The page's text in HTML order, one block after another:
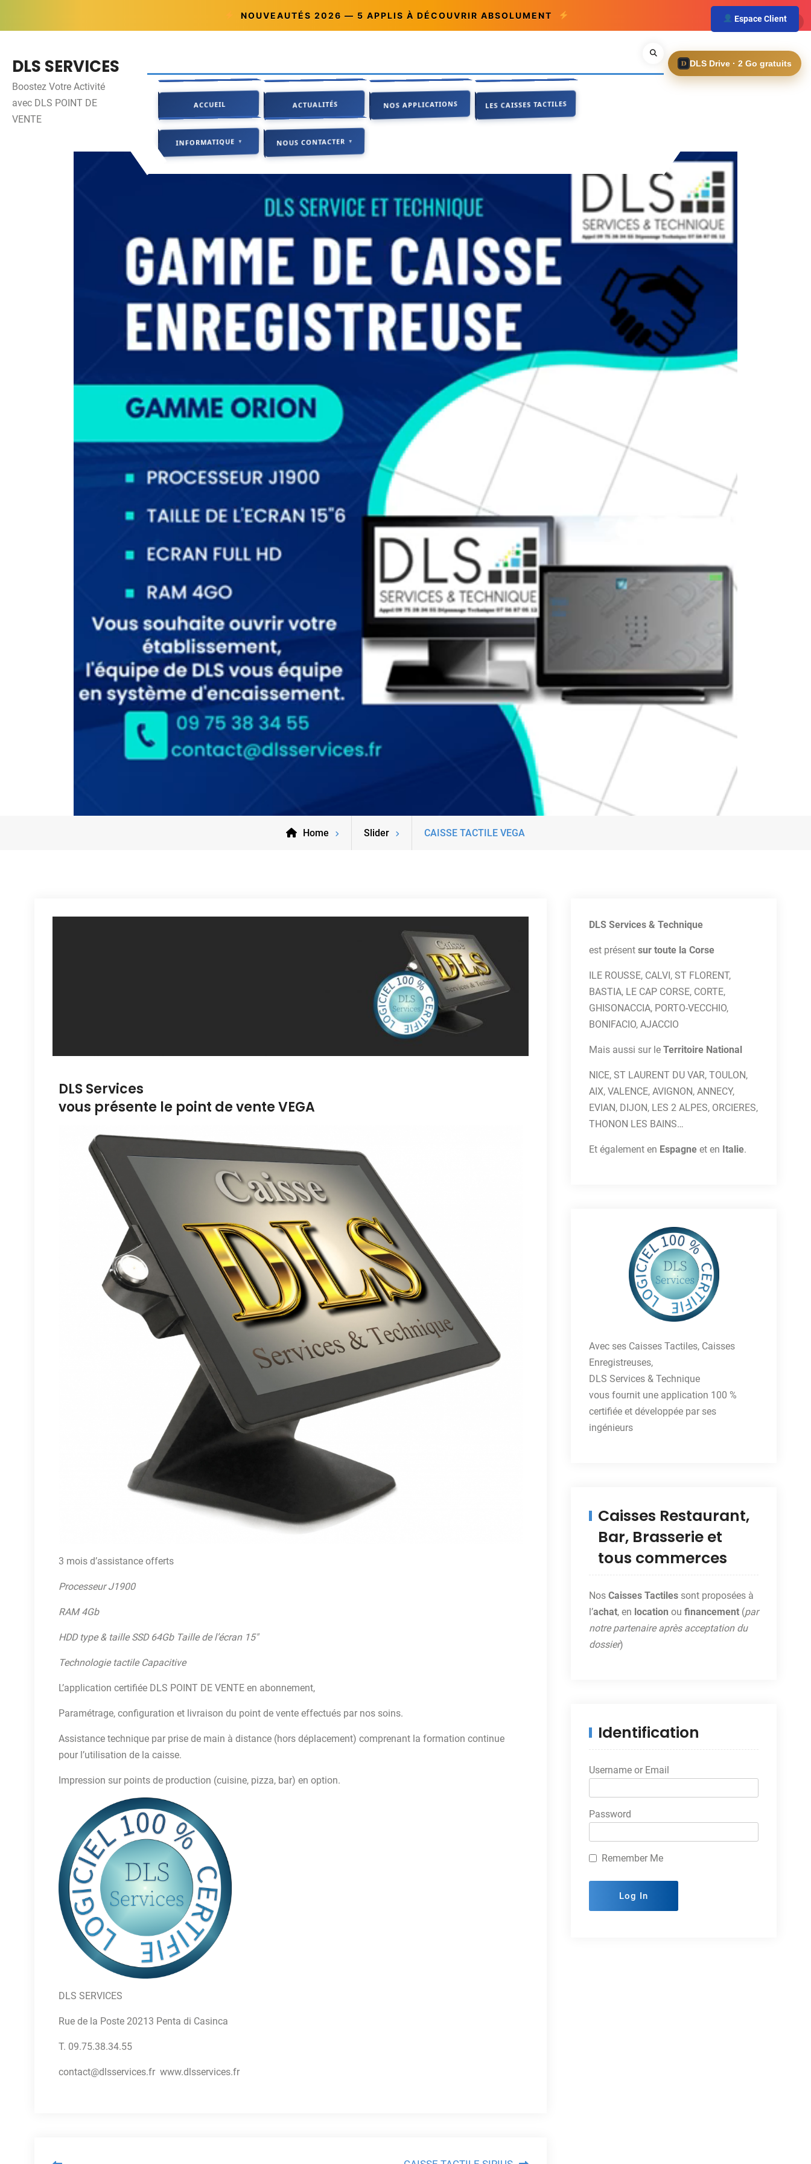
NOUVEAUTÉS 2026 — 5 APPLIS À DÉCOUVRIR ABSOLUMENT
content
DLS SERVICES
Boostez Votre Activité
avec DLS POINT DE
VENTE
Search
ACCUEIL
ACCUEIL ACTUALITÉS
ACTUALITÉS NOS APPLICATIONS
NOS APPLICATIONS LES CAISSES TACTILES
LES CAISSES TACTILES
INFORMATIQUE ▼
INFORMATIQUE NOUS CONTACTER ▼
NOUS CONTACTER
Home Slider CAISSE TACTILE VEGA
DLS Services
vous présente le point de vente VEGA
3 mois d’assistance offerts
Processeur J1900
RAM 4Gb
HDD type & taille SSD 64Gb Taille de l’écran 15″
Technologie tactile Capacitive
L’application certifiée DLS POINT DE VENTE en abonnement,
Paramétrage, configuration et livraison du point de vente effectués par nos soins.
Assistance technique par prise de main à distance (hors déplacement) comprenant la formation continue
pour l’utilisation de la caisse.
Impression sur points de production (cuisine, pizza, bar) en option.
DLS SERVICES
Rue de la Poste 20213 Penta di Casinca
T. 09.75.38.34.55
contact@dlsservices.fr www.dlsservices.fr
DLS Services & Technique
est présent sur toute la Corse
ILE ROUSSE, CALVI, ST FLORENT,
BASTIA, LE CAP CORSE, CORTE,
GHISONACCIA, PORTO-VECCHIO,
BONIFACIO, AJACCIO
Mais aussi sur le Territoire National
NICE, ST LAURENT DU VAR, TOULON,
AIX, VALENCE, AVIGNON, ANNECY,
EVIAN, DIJON, LES 2 ALPES, ORCIERES,
THONON LES BAINS…
Et également en Espagne et en Italie.
Avec ses Caisses Tactiles, Caisses
Enregistreuses,
DLS Services & Technique
vous fournit une application 100 %
certifiée et développée par ses
ingénieurs
Caisses Restaurant,
Bar, Brasserie et
tous commerces
Nos Caisses Tactiles sont proposées à
l’achat, en location ou financement (par
notre partenaire après acceptation du
dossier)
Identification
Username or Email
Password
Remember Me
Espace Client
DLS Drive · 2 Go gratuits